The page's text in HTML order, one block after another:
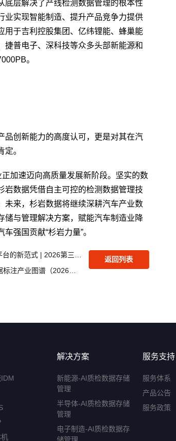
底层解决了产线检测数据管理的根本性
业实现智能制造、提升产品竞争力提供
用于吉利控股集团、亿纬锂能、蜂巢能
普电子、深科技等众多头部新能源和
。
品创新能力的高度认可，更是对其在汽
。
加速迈向高质量发展新阶段。坚实的数
岩数据凭借自主可控的检测数据管理技
未来，杉岩数据将继续深耕汽车产业数
储与管理解决方案，赋能汽车制造业降
强国贡献“杉岩力量”。
返回列表
解决方案
新能源-AI质检数据存储
管理
半导体-AI质检数据存储
管理
电子制造-AI质检数据存
服务支持
服务体系
产品公告
服务政策